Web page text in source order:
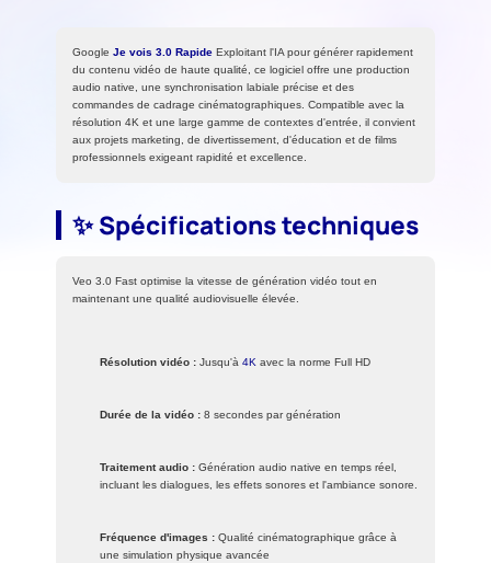
GoogleJe vois 3.0 Rapide Exploitant l'IA pour générer rapidement
du contenu vidéo de haute qualité, ce logiciel offre une production
audio native, une synchronisation labiale précise et des
commandes de cadrage cinématographiques. Compatible avec la
résolution 4K et une large gamme de contextes d'entrée, il convient
aux projets marketing, de divertissement, d'éducation et de films
professionnels exigeant rapidité et excellence.
✨ Spécifications techniques
Veo 3.0 Fast optimise la vitesse de génération vidéo tout en
maintenant une qualité audiovisuelle élevée.
Résolution vidéo : Jusqu'à4K avec la norme Full HD
Durée de la vidéo : 8 secondes par génération
Traitement audio : Génération audio native en temps réel,
incluant les dialogues, les effets sonores et l'ambiance sonore.
Fréquence d'images : Qualité cinématographique grâce à
une simulation physique avancée